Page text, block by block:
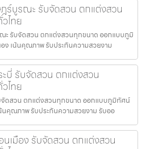
ร์บูรณะ รับจัดสวน ตกแต่งสวน
ไทย
ะ รับจัดสวน ตกแต่งสวนทุกขนาด ออกแบบภูมิ
อง เน้นคุณภาพ รับประกันความสวยงาม
บี่ รับจัดสวน ตกแต่งสวน
ไทย
ดสวน ตกแต่งสวนทุกขนาด ออกแบบภูมิทัศน์
นคุณภาพ รับประกันความสวยงาม รับออ
เมือง รับจัดสวน ตกแต่งสวน